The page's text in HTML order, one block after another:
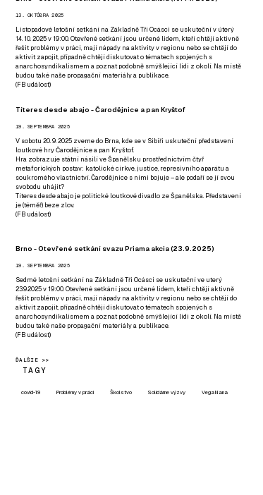
13. OKTÓBRA 2025
Listopadové letošní setkání na Základně Tři Ocásci se uskuteční v úterý
14. 10. 2025 v 19:00. Otevřené setkání jsou určené lidem, kteří chtějí aktivně
řešit problémy v práci, mají nápady na aktivity v regionu nebo se chtějí do
aktivit zapojit, případně chtějí diskutovat o tématech spojených s
anarchosyndikalismem a poznat podobně smýšlející lidi z okolí. Na místě
budou také naše propagační materiály a publikace.
(FB událost)
Títeres desde abajo - Čarodějnice a pan Kryštof
19. SEPTEMBRA 2025
V sobotu 20. 9. 2025 zveme do Brna, kde se v Sibiři uskuteční představení
loutkové hry Čarodějnice a pan Kryštof.
Hra zobrazuje státní násilí ve Španělsku prostřednictvím čtyř
metaforických postav: katolické církve, justice, represivního aparátu a
soukromého vlastnictví. Čarodějnice s nimi bojuje – ale podaří se jí svou
svobodu uhájit?
Títeres desde abajo je politické loutkové divadlo ze Španělska. Představení
je (téměř) beze zlov.
(FB událost)
Brno - Otevřené setkání svazu Priama akcia (23.9.2025)
19. SEPTEMBRA 2025
Sedmé letošní setkání na Základně Tři Ocásci se uskuteční ve uterý
23.9.2025 v 19:00. Otevřené setkání jsou určené lidem, kteří chtějí aktivně
řešit problémy v práci, mají nápady na aktivity v regionu nebo se chtějí do
aktivit zapojit, případně chtějí diskutovat o tématech spojených s
anarchosyndikalismem a poznat podobně smýšlející lidi z okolí. Na místě
budou také naše propagační materiály a publikace.
(FB událost)
ĎALŠIE >>
TAGY
covid-19 Problémy v práci Školstvo Solidárne výzvy VegaNana